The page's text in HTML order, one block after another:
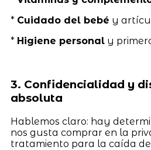
* Cuidado del bebé y
* Higiene personaly
3. Confidencialidad y
absoluta
Hablemos claro: hay
nos gusta comprar en la
tratamiento para la caída